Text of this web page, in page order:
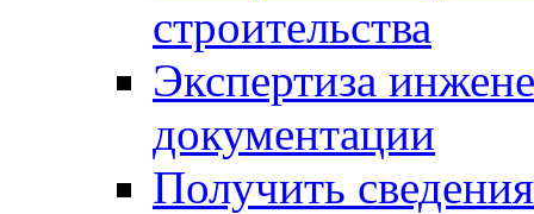
строительства
Экспертиза
документации
Получить